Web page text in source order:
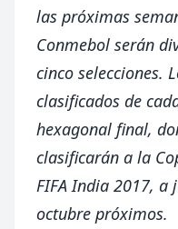
las próximas
Conmebol serán
cinco selecciones.
clasificados de
hexagonal final,
clasificarán a la
FIFA India 2017, a
octubre próximos.